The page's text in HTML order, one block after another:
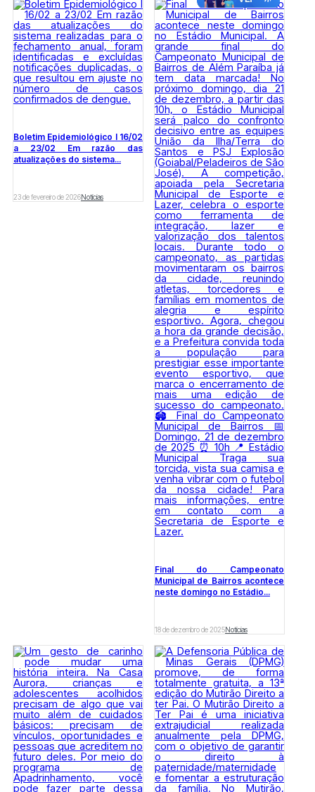
Boletim Epidemiológico l 16/02
a 23/02 Em razão das
atualizações do sistema...
23 de fevereiro de 2026Notícias
Final do Campeonato
Municipal de Bairros acontece
neste domingo no Estádio...
18 de dezembro de 2025Notícias